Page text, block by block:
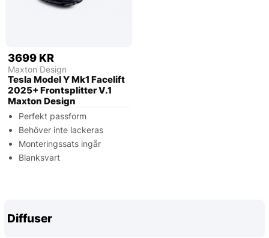
3699 KR
Maxton Design
Tesla Model Y Mk1 Facelift
2025+ Frontsplitter V.1
Maxton Design
Perfekt passform
Behöver inte lackeras
Monteringssats ingår
Blanksvart
Diffuser